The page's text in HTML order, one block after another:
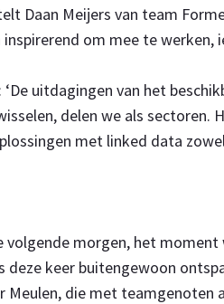
Daan Meijers van team
om mee te
uitdagingen van het
delen we als sectoren.
met linked data
volgende morgen, het
deze keer buitengewoon
Meulen, die met